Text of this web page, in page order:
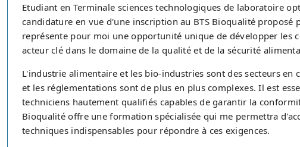
Etudiant en Terminale sciences technologiques de laboratoire
candidature en vue d'une inscription au BTS Bioqualité
représente pour moi une opportunité unique de développer les
acteur clé dans le domaine de la qualité et de la sécurité
L'industrie alimentaire et les bio-industries sont des secteurs
et les réglementations sont de plus en plus complexes. Il est
techniciens hautement qualifiés capables de garantir la
Bioqualité offre une formation spécialisée qui me permettra
techniques indispensables pour répondre à ces exigences.